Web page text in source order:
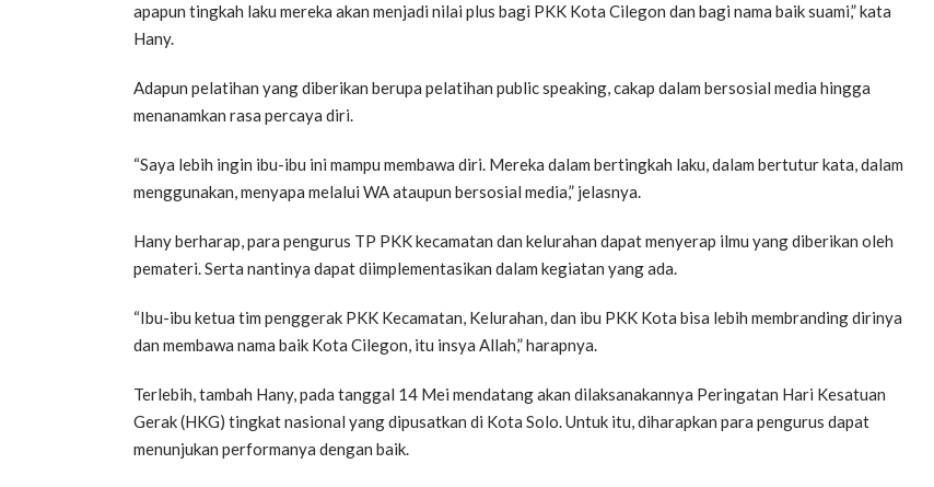
apapun tingkah laku mereka akan menjadi nilai plus bagi PKK Kota Cilegon dan bagi nama baik suami,” kata
Hany.
Adapun pelatihan yang diberikan berupa pelatihan public speaking, cakap dalam bersosial media hingga
menanamkan rasa percaya diri.
“Saya lebih ingin ibu-ibu ini mampu membawa diri. Mereka dalam bertingkah laku, dalam bertutur kata, dalam
menggunakan, menyapa melalui WA ataupun bersosial media,” jelasnya.
Hany berharap, para pengurus TP PKK kecamatan dan kelurahan dapat menyerap ilmu yang diberikan oleh
pemateri. Serta nantinya dapat diimplementasikan dalam kegiatan yang ada.
“Ibu-ibu ketua tim penggerak PKK Kecamatan, Kelurahan, dan ibu PKK Kota bisa lebih membranding dirinya
dan membawa nama baik Kota Cilegon, itu insya Allah,” harapnya.
Terlebih, tambah Hany, pada tanggal 14 Mei mendatang akan dilaksanakannya Peringatan Hari Kesatuan
Gerak (HKG) tingkat nasional yang dipusatkan di Kota Solo. Untuk itu, diharapkan para pengurus dapat
menunjukan performanya dengan baik.